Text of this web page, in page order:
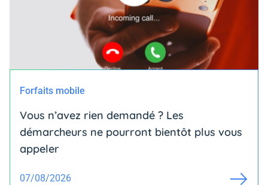
Forfaits mobile
Vous n’avez rien demandé ? Les
démarcheurs ne pourront bientôt plus vous
appeler
07/08/2026